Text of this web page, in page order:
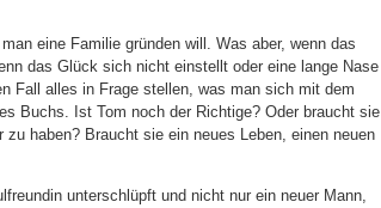
eine Familie gründen will. Was aber, wenn das
das Glück sich nicht einstellt oder eine lange Nase
Fall alles in Frage stellen, was man sich mit dem
Buchs. Ist Tom noch der Richtige? Oder braucht sie
haben? Braucht sie ein neues Leben, einen neuen
unterschlüpft und nicht nur ein neuer Mann,